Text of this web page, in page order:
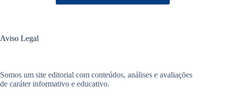
Aviso Legal
Somos um site editorial com conteúdos, análises e avaliações
de caráter informativo e educativo.